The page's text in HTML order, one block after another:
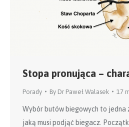
Stopa pronująca –
Porady By Dr Paweł Walasek 17
Wybór butów biegowych to jedna
jaką musi podjąć biegacz.